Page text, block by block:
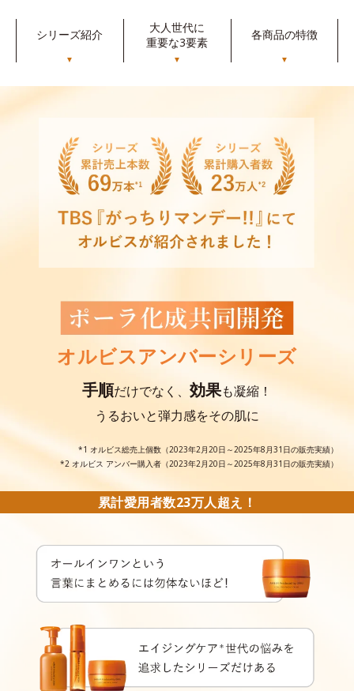
シリーズ紹介
▼
大人世代に
重要な3要素
▼
各商品の特徴
▼
オルビスアンバーシリーズ
手順だけでなく、 効果も凝縮！
うるおいと弾力感をその肌に
*1 オルビス総売上個数（2023年2月20日～2025年8月31日の販売実績）
*2 オルビス アンバー購入者（2023年2月20日～2025年8月31日の販売実績）
累計愛用者数23万人超え！